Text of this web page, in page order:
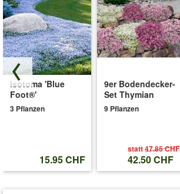
Isotoma 'Blue
Foot®'
3 Pflanzen
15.95 CHF
9er Bodendecker-
Set Thymian
9 Pflanzen
statt47.85 CHF
42.50 CHF